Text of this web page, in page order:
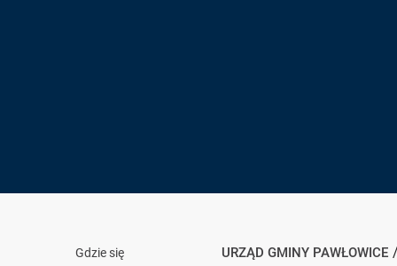
Gdzie się
URZĄD GMINY PAWŁOWICE